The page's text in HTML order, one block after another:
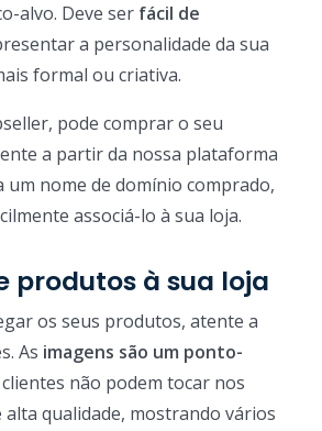
alvo. Deve ser fácil de
a personalidade da sua
formal ou criativa.
pode comprar o seu
a partir da nossa plataforma
um nome de domínio comprado,
associá-lo à sua loja.
produtos à sua loja
os seus produtos, atente a
As imagens são um ponto-
não podem tocar nos
alta qualidade, mostrando vários